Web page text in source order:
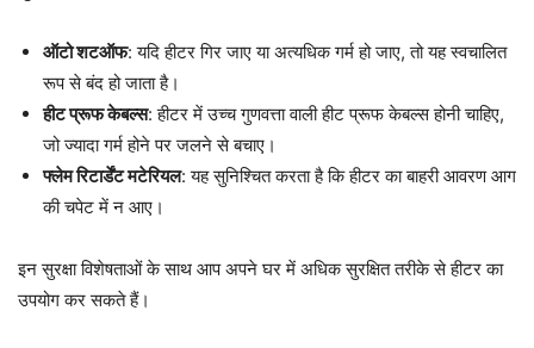
ऑटो शटऑफ: यदि हीटर गिर जाए या अत्यधिक गर्म हो जाए, तो यह स्वचालित
रूप से बंद हो जाता है।
हीट प्रूफ केबल्स: हीटर में उच्च गुणवत्ता वाली हीट प्रूफ केबल्स होनी चाहिए,
जो ज्यादा गर्म होने पर जलने से बचाए।
फ्लेम रिटार्डेंट मटेरियल: यह सुनिश्चित करता है कि हीटर का बाहरी आवरण आग
की चपेट में न आए।
इन सुरक्षा विशेषताओं के साथ आप अपने घर में अधिक सुरक्षित तरीके से हीटर का
उपयोग कर सकते हैं।